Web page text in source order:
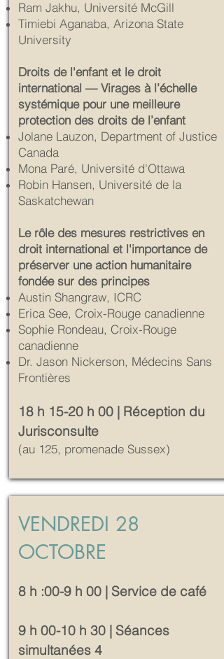
Ram Jakhu, Université McGill
Timiebi Aganaba, Arizona State
University
Droits de l'enfant et le droit
international — Virages à l’échelle
systémique pour une meilleure
protection des droits de l’enfant
Jolane Lauzon, Department of Justice
Canada
Mona Paré, Université d'Ottawa
Robin Hansen, Université de la
Saskatchewan
Le rôle des mesures restrictives en
droit international et l'importance de
préserver une action humanitaire
fondée sur des principes
Austin Shangraw, ICRC
Erica See, Croix-Rouge canadienne
Sophie Rondeau, Croix-Rouge
canadienne
Dr. Jason Nickerson, Médecins Sans
Frontières
18 h 15-20 h 00 | Réception du
Jurisconsulte
(au 125, promenade Sussex)
VENDREDI 28
OCTOBRE
8 h :00-9 h 00 | Service de café
9 h 00-10 h 30 | Séances
simultanées 4